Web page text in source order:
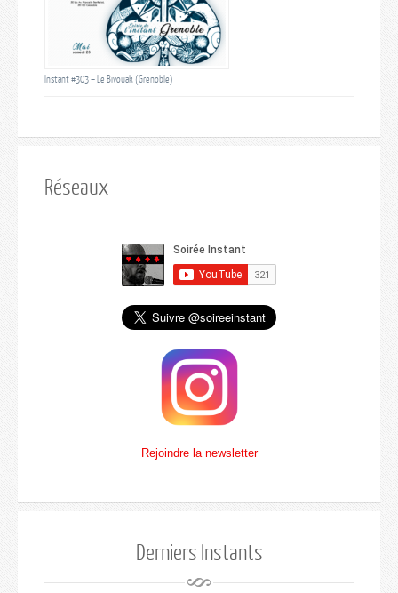
Instant #303 – Le Bivouak (Grenoble)
Réseaux
Rejoindre la newsletter
Derniers Instants